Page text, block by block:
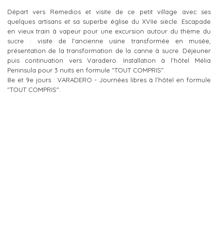
Départ vers Remedios et visite de ce petit village avec ses
quelques artisans et sa superbe église du XVIIe siècle. Escapade
en vieux train à vapeur pour une excursion autour du thème du
sucre : visite de l’ancienne usine transformée en musée,
présentation de la transformation de la canne à sucre. Déjeuner
puis continuation vers Varadero. Installation à l’hôtel Mélia
Peninsula pour 3 nuits en formule "TOUT COMPRIS".
8e et 9e jours : VARADERO - Journées libres à l’hôtel en formule
"TOUT COMPRIS".